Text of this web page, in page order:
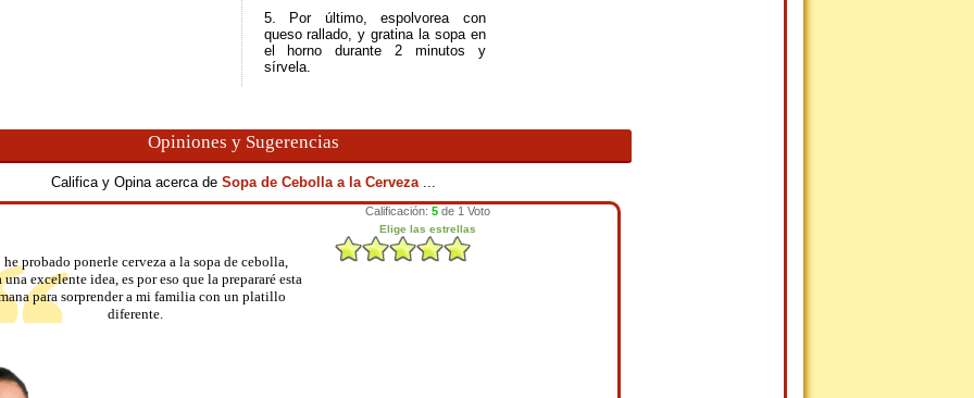
5. Por último, espolvorea con
queso rallado, y gratina la sopa en
el horno durante 2 minutos y
sírvela.
Opiniones y Sugerencias
Califica y Opina acerca de Sopa de Cebolla a la Cerveza ...
he probado ponerle cerveza a la sopa de cebolla,
una excelente idea, es por eso que la prepararé esta
para sorprender a mi familia con un platillo
diferente.